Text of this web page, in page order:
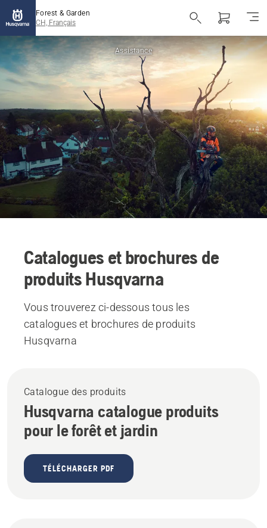
Forest & Garden
CH, Français
Assistance
Catalogues et brochures de
produits Husqvarna
Vous trouverez ci-dessous tous les
catalogues et brochures de produits
Husqvarna
Catalogue des produits
Husqvarna catalogue produits
pour le forêt et jardin
TÉLÉCHARGER PDF